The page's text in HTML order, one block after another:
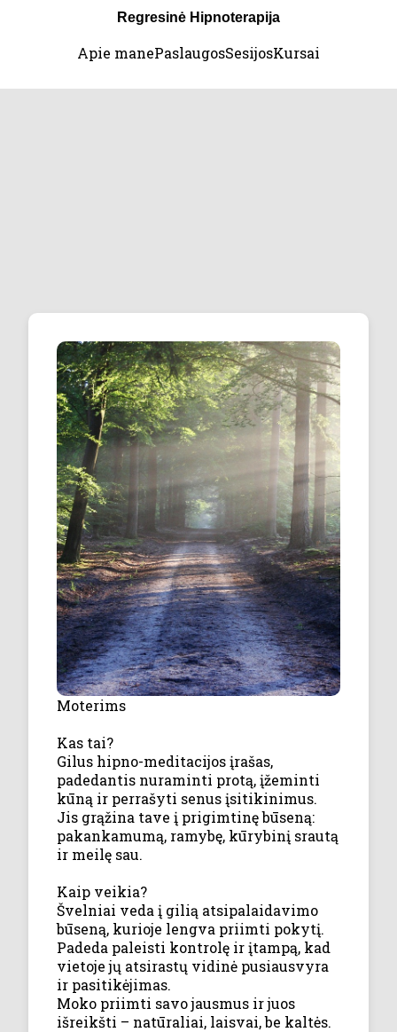
Regresinė Hipnoterapija
Apie manePaslaugosSesijosKursai
Moterims
Kas tai?
Gilus hipno-meditacijos įrašas,
padedantis nuraminti protą, įžeminti
kūną ir perrašyti senus įsitikinimus.
Jis grąžina tave į prigimtinę būseną:
pakankamumą, ramybę, kūrybinį srautą
ir meilę sau.
Kaip veikia?
Švelniai veda į gilią atsipalaidavimo
būseną, kurioje lengva priimti pokytį.
Padeda paleisti kontrolę ir įtampą, kad
vietoje jų atsirastų vidinė pusiausvyra
ir pasitikėjimas.
Moko priimti savo jausmus ir juos
išreikšti – natūraliai, laisvai, be kaltės.